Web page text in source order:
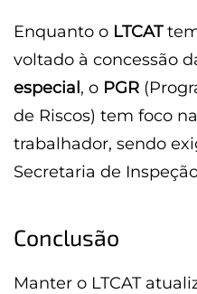
Enquanto o LTCAT
voltado à concessão
especial , o PGR
de Riscos) tem foco
trabalhador, sendo
Secretaria de
Conclusão
Manter o LTCAT